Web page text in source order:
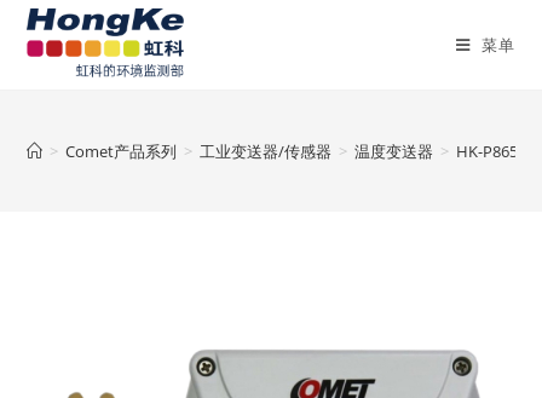
菜单
> Comet产品系列 > 工业变送器/传感器 > 温度变送器 > HK-P8653